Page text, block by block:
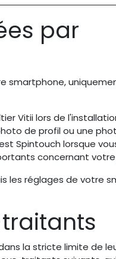
par
smartphone,
Vitii lors de
de profil ou une
Spintouch lorsque
concernant votre
les réglages de votre
la stricte limite de